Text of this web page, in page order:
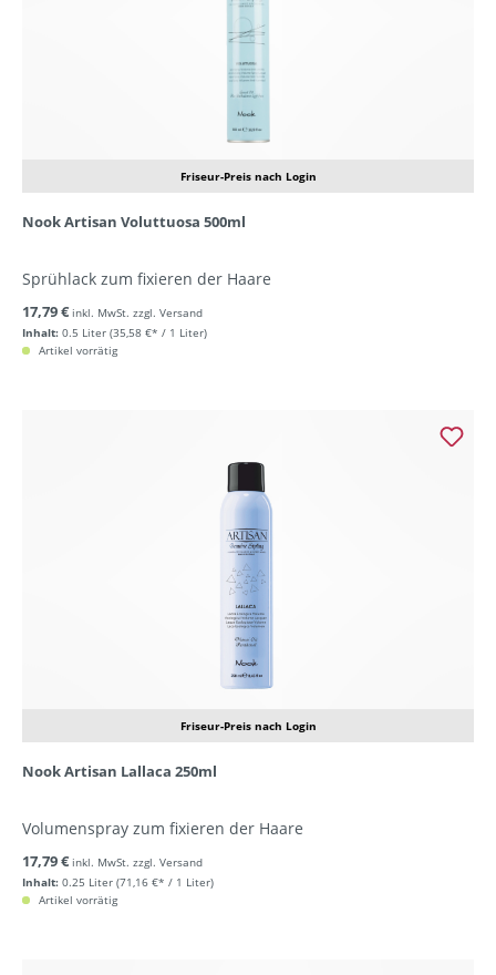
Friseur-Preis nach Login
Nook Artisan Voluttuosa 500ml
Sprühlack zum fixieren der Haare
Inhalt: 0.5 Liter (35,58 €* / 1 Liter)
17,79 € inkl. MwSt. zzgl. Versand
Artikel vorrätig
Friseur-Preis nach Login
Nook Artisan Lallaca 250ml
Volumenspray zum fixieren der Haare
Inhalt: 0.25 Liter (71,16 €* / 1 Liter)
17,79 € inkl. MwSt. zzgl. Versand
Artikel vorrätig